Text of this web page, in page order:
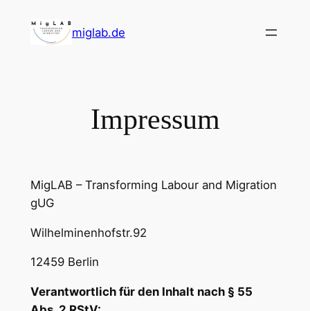
miglab.de
Impressum
MigLAB – Transforming Labour and Migration
gUG
Wilhelminenhofstr.92
12459 Berlin
Verantwortlich für den Inhalt nach § 55